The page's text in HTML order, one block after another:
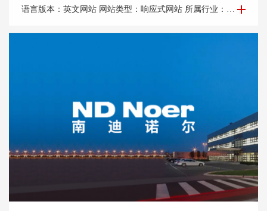
企业网站建设-C*C 语言版本：英文网站 网站类型：响应式网站 所属行业：咨询公司 所属地区：上海网站建设